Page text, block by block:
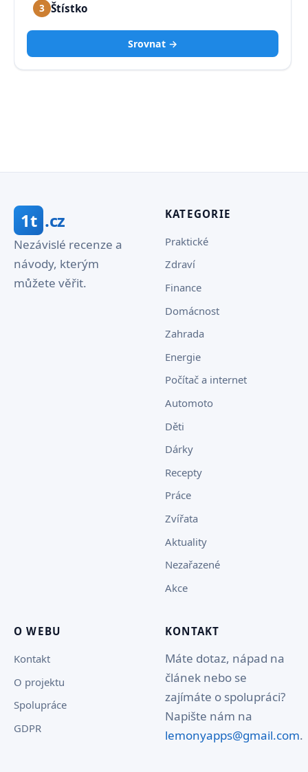
3 Štístko
Srovnat →
1t .cz
Nezávislé recenze a
návody, kterým
můžete věřit.
KATEGORIE
Praktické
Zdraví
Finance
Domácnost
Zahrada
Energie
Počítač a internet
Automoto
Děti
Dárky
Recepty
Práce
Zvířata
Aktuality
Nezařazené
Akce
O WEBU
Kontakt
O projektu
Spolupráce
GDPR
KONTAKT
Máte dotaz, nápad na
článek nebo se
zajímáte o spolupráci?
Napište nám na
lemonyapps@gmail.com.